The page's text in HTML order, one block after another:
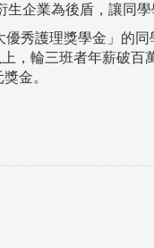
企業為後盾，讓同學
秀護理獎學金」的
，輪三班者年薪破百
金。